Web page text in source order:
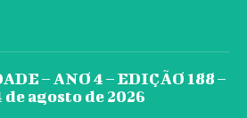
– ANO 4 – EDIÇÃO 188 –
de agosto de 2026